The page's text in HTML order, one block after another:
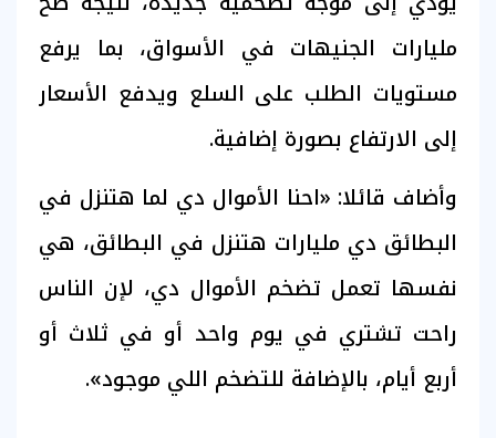
مليارات الجنيهات في الأسواق، بما يرفع
مستويات الطلب على السلع ويدفع الأسعار
إلى الارتفاع بصورة إضافية.
وأضاف قائلا: «احنا الأموال دي لما هتنزل في
البطائق دي مليارات هتنزل في البطائق، هي
نفسها تعمل تضخم الأموال دي، لإن الناس
راحت تشتري في يوم واحد أو في ثلاث أو
أربع أيام، بالإضافة للتضخم اللي موجود».